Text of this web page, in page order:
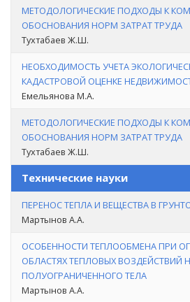
МЕТОДОЛОГИЧЕСКИЕ ПОДХОДЫ К
ОБОСНОВАНИЯ НОРМ ЗАТРАТ ТРУДА
Тухтабаев Ж.Ш.
НЕОБХОДИМОСТЬ УЧЕТА
КАДАСТРОВОЙ ОЦЕНКЕ
Емельянова М.А.
МЕТОДОЛОГИЧЕСКИЕ ПОДХОДЫ К
ОБОСНОВАНИЯ НОРМ ЗАТРАТ ТРУДА
Тухтабаев Ж.Ш.
Технические науки
ПЕРЕНОС ТЕПЛА И ВЕЩЕСТВА В
Мартынов А.А.
ОСОБЕННОСТИ ТЕПЛООБМЕНА ПРИ
ОБЛАСТЯХ ТЕПЛОВЫХ ВОЗДЕЙСТВИЙ
ПОЛУОГРАНИЧЕННОГО ТЕЛА
Мартынов А.А.